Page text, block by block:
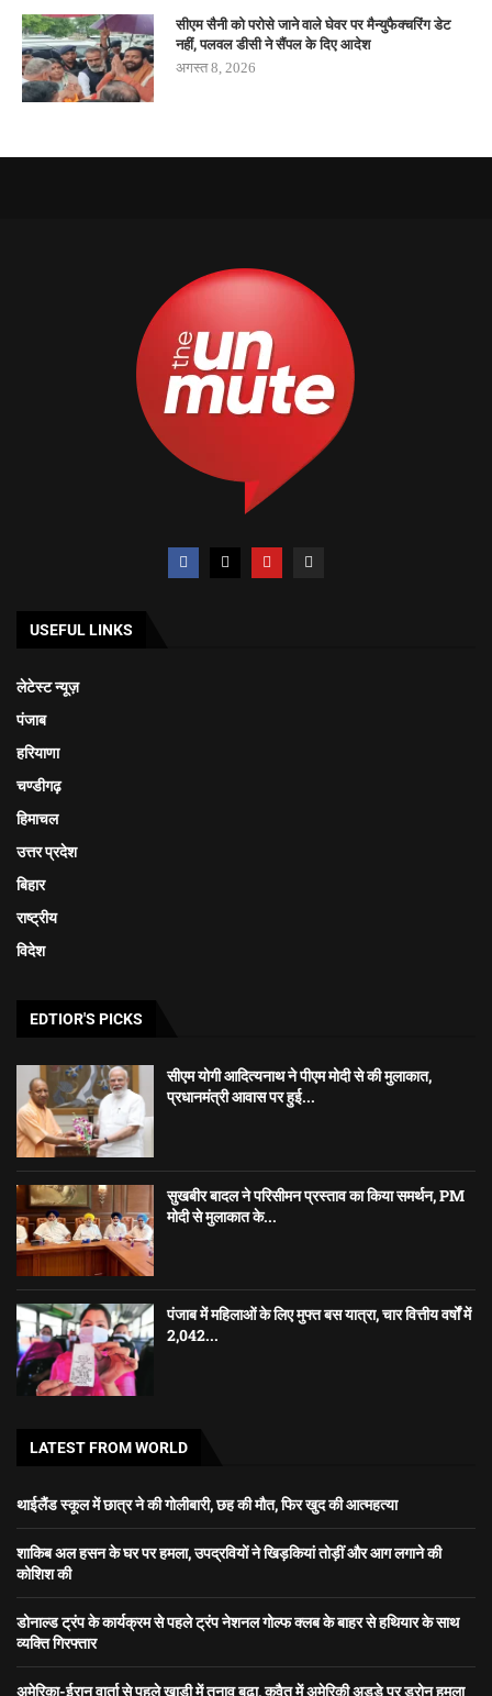
सीएम सैनी को परोसे जाने वाले घेवर पर मैन्युफैक्चरिंग डेट
नहीं, पलवल डीसी ने सैंपल के दिए आदेश
अगस्त 8, 2026
USEFUL LINKS
लेटेस्ट न्यूज़
पंजाब
हरियाणा
चण्डीगढ़
हिमाचल
उत्तर प्रदेश
बिहार
राष्ट्रीय
विदेश
EDTIOR'S PICKS
सीएम योगी आदित्यनाथ ने पीएम मोदी से की मुलाकात,
प्रधानमंत्री आवास पर हुई...
सुखबीर बादल ने परिसीमन प्रस्ताव का किया समर्थन, PM
मोदी से मुलाकात के...
पंजाब में महिलाओं के लिए मुफ्त बस यात्रा, चार वित्तीय वर्षों में
2,042...
LATEST FROM WORLD
थाईलैंड स्कूल में छात्र ने की गोलीबारी, छह की मौत, फिर खुद की आत्महत्या
शाकिब अल हसन के घर पर हमला, उपद्रवियों ने खिड़कियां तोड़ीं और आग लगाने की
कोशिश की
डोनाल्ड ट्रंप के कार्यक्रम से पहले ट्रंप नेशनल गोल्फ क्लब के बाहर से हथियार के साथ
व्यक्ति गिरफ्तार
अमेरिका-ईरान वार्ता से पहले खाड़ी में तनाव बढ़ा, कुवैत में अमेरिकी अड्डे पर ड्रोन हमला